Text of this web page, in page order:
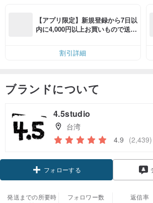
【アプリ限定】新規登録から7日以
内に4,000円以上お買いもので送料
割引詳細
ブランドについて
4.5studio
台湾
4.9 (2,439)
フォローする
発送までの所要時
フォロワー数
返信率